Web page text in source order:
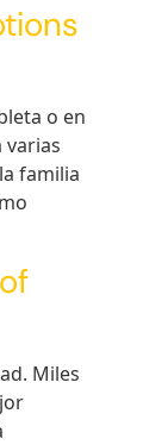
o en
varias
familia
Miles